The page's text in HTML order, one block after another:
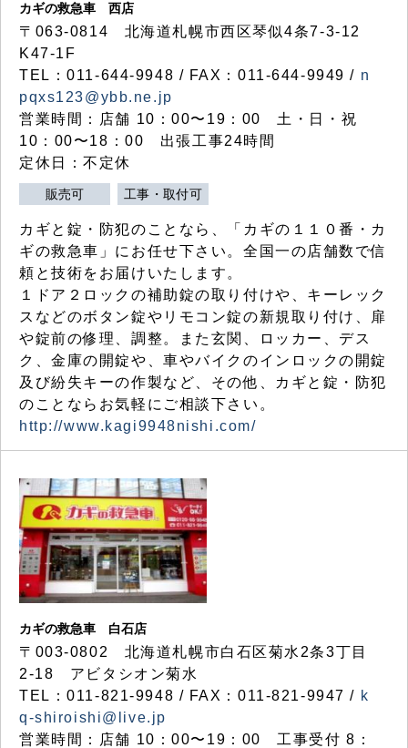
カギの救急車 西店
〒063-0814 北海道札幌市西区琴似4条7-3-12
K47-1F
TEL：011-644-9948 / FAX：011-644-9949 / n
pqxs123@ybb.ne.jp
営業時間：店舗 10：00〜19：00 土・日・祝
10：00〜18：00 出張工事24時間
定休日：不定休
販売可 工事・取付可
カギと錠・防犯のことなら、「カギの１１０番・カ
ギの救急車」にお任せ下さい。全国一の店舗数で信
頼と技術をお届けいたします。
１ドア２ロックの補助錠の取り付けや、キーレック
スなどのボタン錠やリモコン錠の新規取り付け、扉
や錠前の修理、調整。また玄関、ロッカー、デス
ク、金庫の開錠や、車やバイクのインロックの開錠
及び紛失キーの作製など、その他、カギと錠・防犯
のことならお気軽にご相談下さい。
http://www.kagi9948nishi.com/
カギの救急車 白石店
〒003-0802 北海道札幌市白石区菊水2条3丁目
2-18 アビタシオン菊水
TEL：011-821-9948 / FAX：011-821-9947 / k
q-shiroishi@live.jp
営業時間：店舗 10：00〜19：00 工事受付 8：